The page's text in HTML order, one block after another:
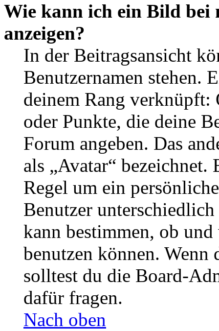
Wie kann ich ein Bild bei
anzeigen?
In der Beitragsansicht
Benutzernamen stehen.
deinem Rang verknüpft:
oder Punkte, die deine
Forum angeben. Das
als „Avatar“
Regel um ein
Benutzer
kann bestimmen, ob
benutzen können. Wenn
solltest du die Board-
dafür fragen.
Nach oben